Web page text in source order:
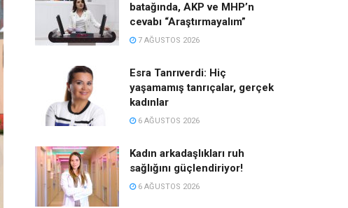
batağında, AKP ve MHP’n
cevabı “Araştırmayalım”
7 AĞUSTOS 2026
Esra Tanrıverdi: Hiç
yaşamamış tanrıçalar, gerçek
kadınlar
6 AĞUSTOS 2026
Kadın arkadaşlıkları ruh
sağlığını güçlendiriyor!
6 AĞUSTOS 2026